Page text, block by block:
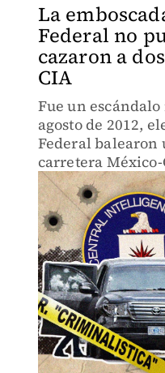
La
Federal no
cazaron a
CIA
Fue un escándalo
agosto de 2012,
Federal balearon
carretera
agentes de la CIA.